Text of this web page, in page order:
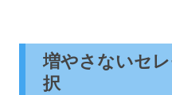
増やさないセ
択